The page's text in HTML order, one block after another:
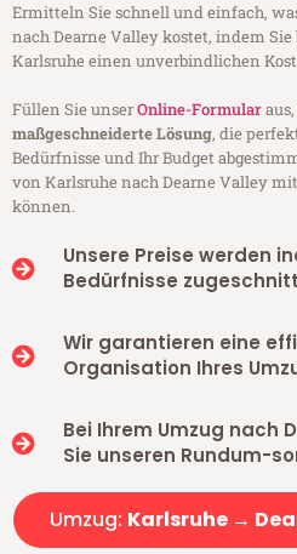
Ermitteln Sie schnell und einfach,
nach Dearne Valley kostet, indem Sie
Karlsruhe einen unverbindlichen
Füllen Sie unserOnline-Formular
maßgeschneiderte Lösung, die
Bedürfnisse und Ihr Budget
von Karlsruhe nach Dearne Valley mit
können.
Unsere Preise werden
Bedürfnisse
Wir garantieren eine
Organisation Ihres
Bei Ihrem Umzug nach
Sie unseren Rundum-
Umzug: Karlsruhe →